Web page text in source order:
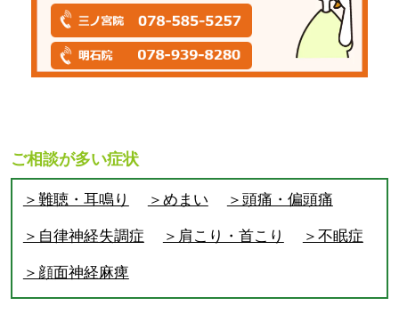
ご相談が多い症状
＞難聴・耳鳴り ＞めまい ＞頭痛・偏頭痛
＞自律神経失調症 ＞肩こり・首こり ＞不眠症
＞顔面神経麻痺